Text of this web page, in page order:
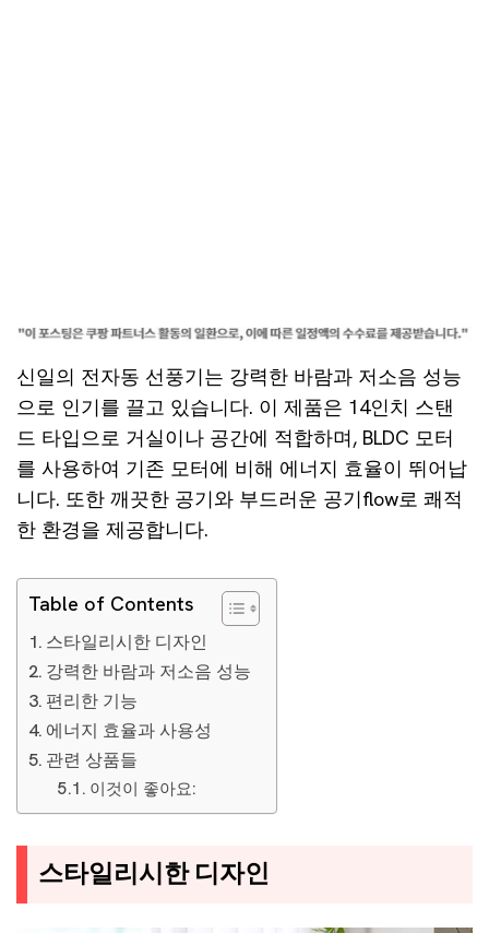
신일의 전자동 선풍기는 강력한 바람과 저소음 성능
으로 인기를 끌고 있습니다. 이 제품은 14인치 스탠
드 타입으로 거실이나 공간에 적합하며, BLDC 모터
를 사용하여 기존 모터에 비해 에너지 효율이 뛰어납
니다. 또한 깨끗한 공기와 부드러운 공기flow로 쾌적
한 환경을 제공합니다.
Table of Contents
스타일리시한 디자인
강력한 바람과 저소음 성능
편리한 기능
에너지 효율과 사용성
관련 상품들
이것이 좋아요:
스타일리시한 디자인